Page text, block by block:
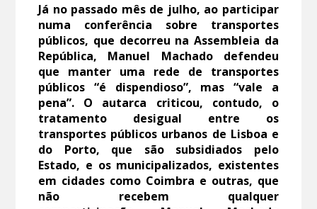
Já no passado mês de julho, ao participar
numa conferência sobre transportes
públicos, que decorreu na Assembleia da
República, Manuel Machado defendeu
que manter uma rede de transportes
públicos “é dispendioso”, mas “vale a
pena”. O autarca criticou, contudo, o
tratamento desigual entre os
transportes públicos urbanos de Lisboa e
do Porto, que são subsidiados pelo
Estado, e os municipalizados, existentes
em cidades como Coimbra e outras, que
não recebem qualquer